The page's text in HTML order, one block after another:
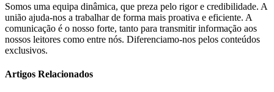
Somos uma equipa dinâmica, que preza pelo rigor e credibilidade. A
união ajuda-nos a trabalhar de forma mais proativa e eficiente. A
comunicação é o nosso forte, tanto para transmitir informação aos
nossos leitores como entre nós. Diferenciamo-nos pelos conteúdos
exclusivos.
Artigos Relacionados